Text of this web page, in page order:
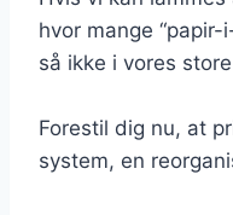
hvor mange
så ikke i vores
Forestil dig nu, at
system, en